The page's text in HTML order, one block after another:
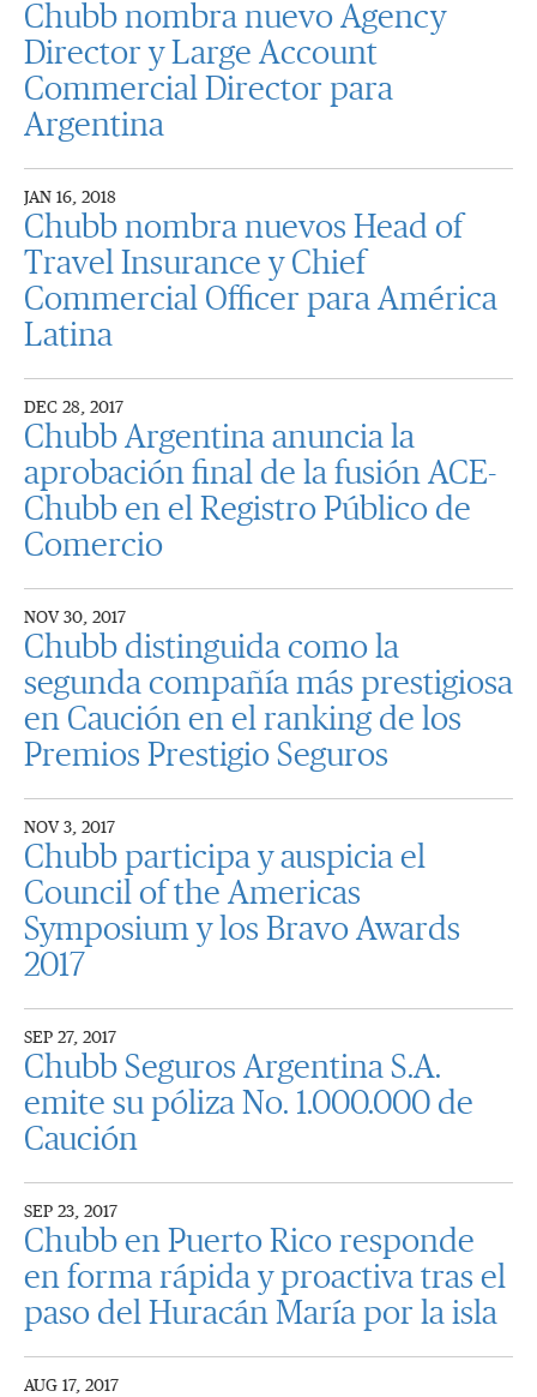
Chubb nombra nuevo Agency
Director y Large Account
Commercial Director para
Argentina
JAN 16, 2018
Chubb nombra nuevos Head of
Travel Insurance y Chief
Commercial Officer para América
Latina
DEC 28, 2017
Chubb Argentina anuncia la
aprobación final de la fusión ACE-
Chubb en el Registro Público de
Comercio
NOV 30, 2017
Chubb distinguida como la
segunda compañía más prestigiosa
en Caución en el ranking de los
Premios Prestigio Seguros
NOV 3, 2017
Chubb participa y auspicia el
Council of the Americas
Symposium y los Bravo Awards
2017
SEP 27, 2017
Chubb Seguros Argentina S.A.
emite su póliza No. 1.000.000 de
Caución
SEP 23, 2017
Chubb en Puerto Rico responde
en forma rápida y proactiva tras el
paso del Huracán María por la isla
AUG 17, 2017